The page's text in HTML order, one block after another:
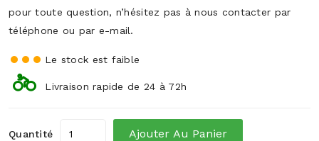
pour toute question, n’hésitez pas à nous contacter par
téléphone ou par e-mail.
Le stock est faible
Livraison rapide de 24 à 72h
Quantité Ajouter Au Panier